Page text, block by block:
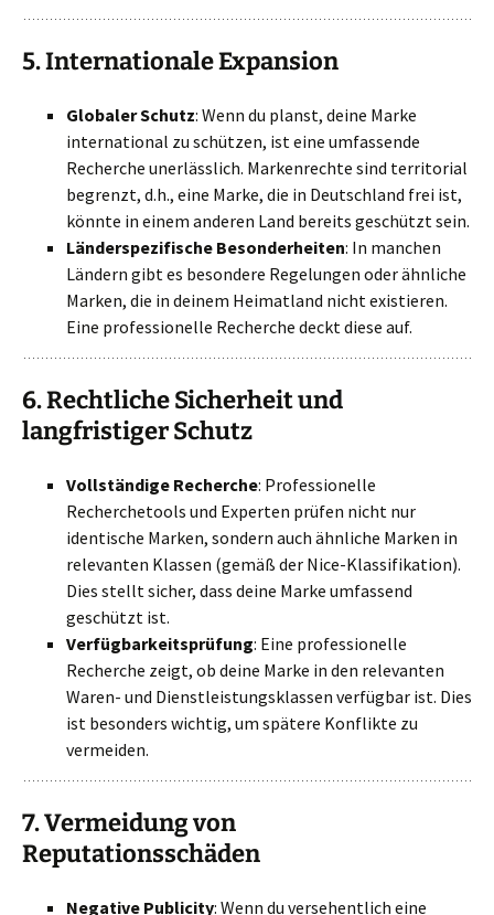
5.Internationale Expansion
Globaler Schutz: Wenn du planst, deine Marke
international zu schützen, ist eine umfassende
Recherche unerlässlich. Markenrechte sind territorial
begrenzt, d.h., eine Marke, die in Deutschland frei ist,
könnte in einem anderen Land bereits geschützt sein.
Länderspezifische Besonderheiten: In manchen
Ländern gibt es besondere Regelungen oder ähnliche
Marken, die in deinem Heimatland nicht existieren.
Eine professionelle Recherche deckt diese auf.
6.Rechtliche Sicherheit und
langfristiger Schutz
Vollständige Recherche: Professionelle
Recherchetools und Experten prüfen nicht nur
identische Marken, sondern auch ähnliche Marken in
relevanten Klassen (gemäß der Nice-Klassifikation).
Dies stellt sicher, dass deine Marke umfassend
geschützt ist.
Verfügbarkeitsprüfung: Eine professionelle
Recherche zeigt, ob deine Marke in den relevanten
Waren- und Dienstleistungsklassen verfügbar ist. Dies
ist besonders wichtig, um spätere Konflikte zu
vermeiden.
7.Vermeidung von
Reputationsschäden
Negative Publicity: Wenn du versehentlich eine